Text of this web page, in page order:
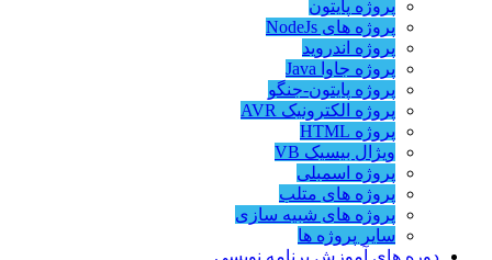
پروژه پایتون
پروژه های NodeJs
پروژه اندروید
پروژه جاوا Java
پروژه پایتون-جنگو
پروژه الکترونیک AVR
پروژه HTML
ویژال بیسیک VB
پروژه اسمبلی
پروژه های متلب
پروژه های شبیه سازی
سایر پروژه ها
دوره های آموزش برنامه نویسی